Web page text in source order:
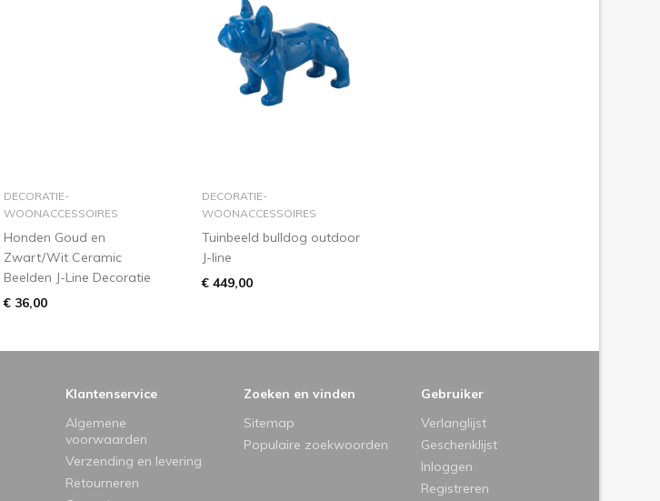
in winkelmandje
DECORATIE-
WOONACCESSOIRES
Honden Goud en
Zwart/Wit Ceramic
Beelden J-Line Decoratie
€ 36,00
in winkelmandje
DECORATIE-
WOONACCESSOIRES
Tuinbeeld bulldog outdoor
J-line
€ 449,00
Klantenservice
Algemene
voorwaarden
Verzending en levering
Retourneren
Zoeken en vinden
Sitemap
Populaire zoekwoorden
Gebruiker
Verlanglijst
Geschenklijst
Inloggen
Registreren